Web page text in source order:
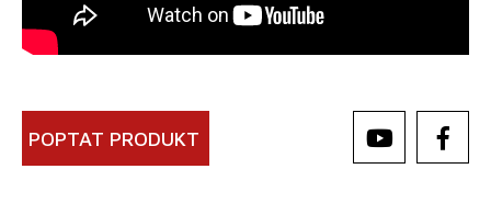
POPTAT PRODUKT